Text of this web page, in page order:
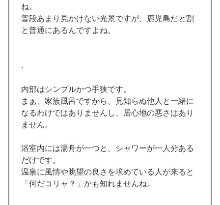
ね。
普段あまり見かけない光景ですが、鹿児島だと割
と普通にあるんですよね。
.
内部はシンプルかつ手狭です。
まぁ、家族風呂ですから、見知らぬ他人と一緒に
なるわけではありませんし、居心地の悪さはあり
ません。
浴室内には湯舟が一つと、シャワーが一人分ある
だけです。
温泉に風情や眺望の良さを求めている人が来ると
「何だコリャ？」かも知れませんね。